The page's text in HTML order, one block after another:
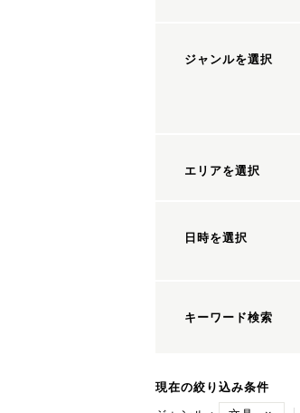
ジャンルを選択
エリアを選択
日時を選択
キーワード検索
現在の絞り込み条件